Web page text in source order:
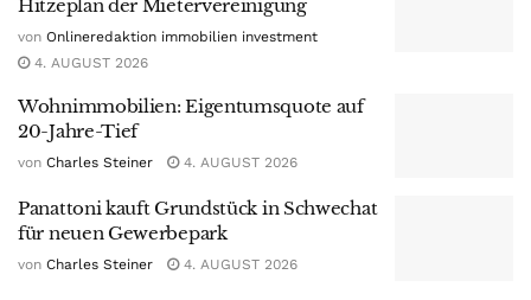
Hitzeplan der Mietervereinigung
von Onlineredaktion immobilien investment
4. AUGUST 2026
Wohnimmobilien: Eigentumsquote auf
20-Jahre-Tief
von Charles Steiner 4. AUGUST 2026
Panattoni kauft Grundstück in Schwechat
für neuen Gewerbepark
von Charles Steiner 4. AUGUST 2026